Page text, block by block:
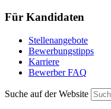
Für Kandidaten
Stellenangebote
Bewerbungstipps
Karriere
Bewerber FAQ
Suche auf der Website